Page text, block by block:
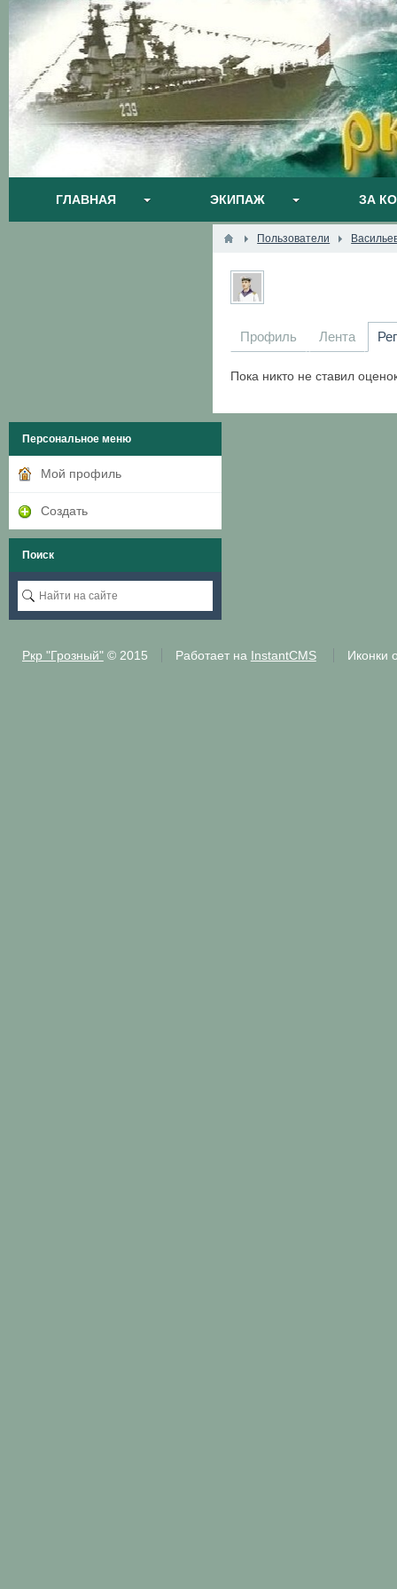
ГЛАВНАЯ ЭКИПАЖ ЗА
Пользователи
Профиль Лента
Пока никто не ставил
Персональное меню
Мой профиль
Создать
Поиск
Ркр "Грозный"© 2015 Работает на InstantCMS Иконки